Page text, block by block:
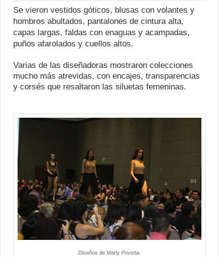
Se vieron vestidos góticos, blusas con volantes y
hombros abultados, pantalones de cintura alta,
capas largas, faldas con enaguas y acampadas,
puños afarolados y cuellos altos.
Varias de las diseñadoras mostraron colecciones
mucho más atrevidas, con encajes, transparencias
y corsés que resaltaron las siluetas femeninas.
Diseños de Marly Poveda.